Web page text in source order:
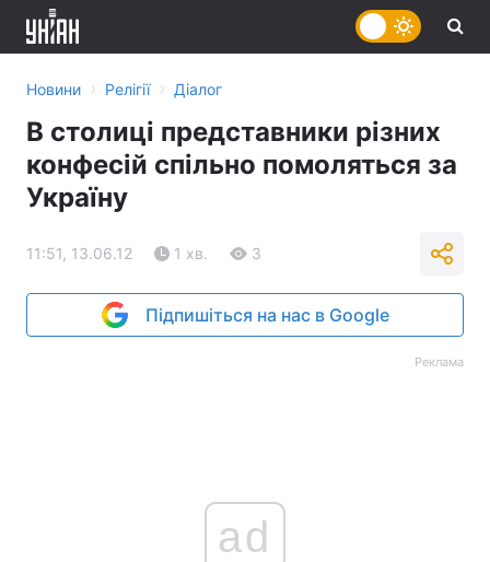
Новини › Релігії › Діалог
В столиці представники різних
конфесій спільно помоляться за
Україну
11:51, 13.06.12 1 хв. 3
Підпишіться на нас в Google
Реклама
ad